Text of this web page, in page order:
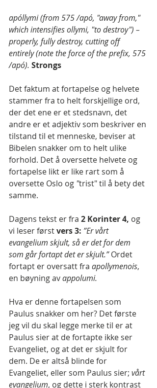
apóllymi (from 575 /apó, "away from,"
which intensifies ollymi, "to destroy") –
properly, fully destroy, cutting off
entirely (note the force of the prefix, 575
/apó). Strongs
Det faktum at fortapelse og helvete
stammer fra to helt forskjellige ord,
der det ene er et stedsnavn, det
andre er et adjektiv som beskriver en
tilstand til et menneske, beviser at
Bibelen snakker om to helt ulike
forhold. Det å oversette helvete og
fortapelse likt er like rart som å
oversette Oslo og "trist" til å bety det
samme.
Dagens tekst er fra 2 Korinter 4, og
vi leser først vers 3: ”Er vårt
evangelium skjult, så er det for dem
som går fortapt det er skjult.” Ordet
fortapt er oversatt fra apollymenois,
en bøyning av appolumi.
Hva er denne fortapelsen som
Paulus snakker om her? Det første
jeg vil du skal legge merke til er at
Paulus sier at de fortapte ikke ser
Evangeliet, og at det er skjult for
dem. De er altså blinde for
Evangeliet, eller som Paulus sier; vårt
evangelium, og dette i sterk kontrast